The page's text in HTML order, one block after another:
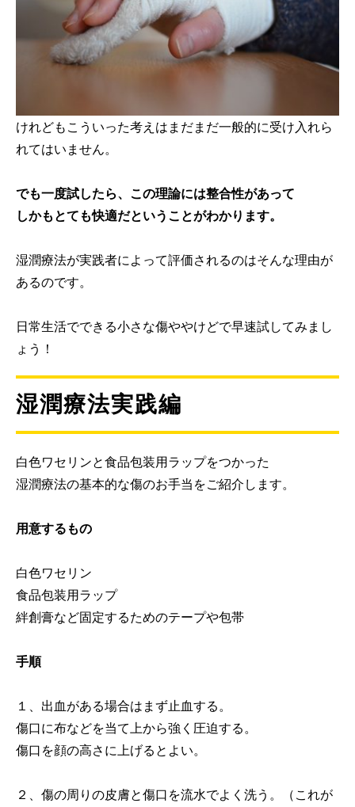
けれどもこういった考えはまだまだ一般的に受け入れら
れてはいません。
でも一度試したら、この理論には整合性があって
しかもとても快適だということがわかります。
湿潤療法が実践者によって評価されるのはそんな理由が
あるのです。
日常生活でできる小さな傷ややけどで早速試してみまし
ょう！
湿潤療法実践編
白色ワセリンと食品包装用ラップをつかった
湿潤療法の基本的な傷のお手当をご紹介します。
用意するもの
白色ワセリン
食品包装用ラップ
絆創膏など固定するためのテープや包帯
手順
１、出血がある場合はまず止血する。
傷口に布などを当て上から強く圧迫する。
傷口を顔の高さに上げるとよい。
２、傷の周りの皮膚と傷口を流水でよく洗う。（これが